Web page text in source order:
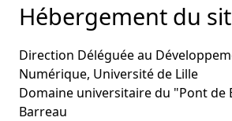
Hébergement du
Direction Déléguée au
Numérique, Université de Lille
Domaine universitaire du "Pont de
Barreau